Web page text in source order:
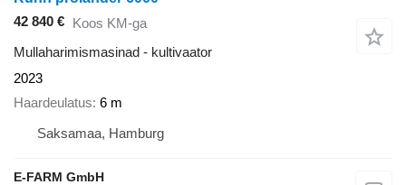
42 840 € Koos KM-ga
Mullaharimismasinad - kultivaator
2023
Haardeulatus 6 m
Saksamaa, Hamburg
E-FARM GmbH